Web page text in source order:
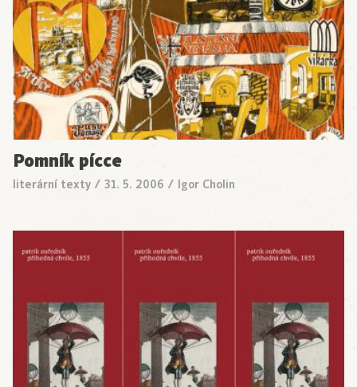
Pomník pícce
literární texty / 31. 5. 2006 / Igor Cholin